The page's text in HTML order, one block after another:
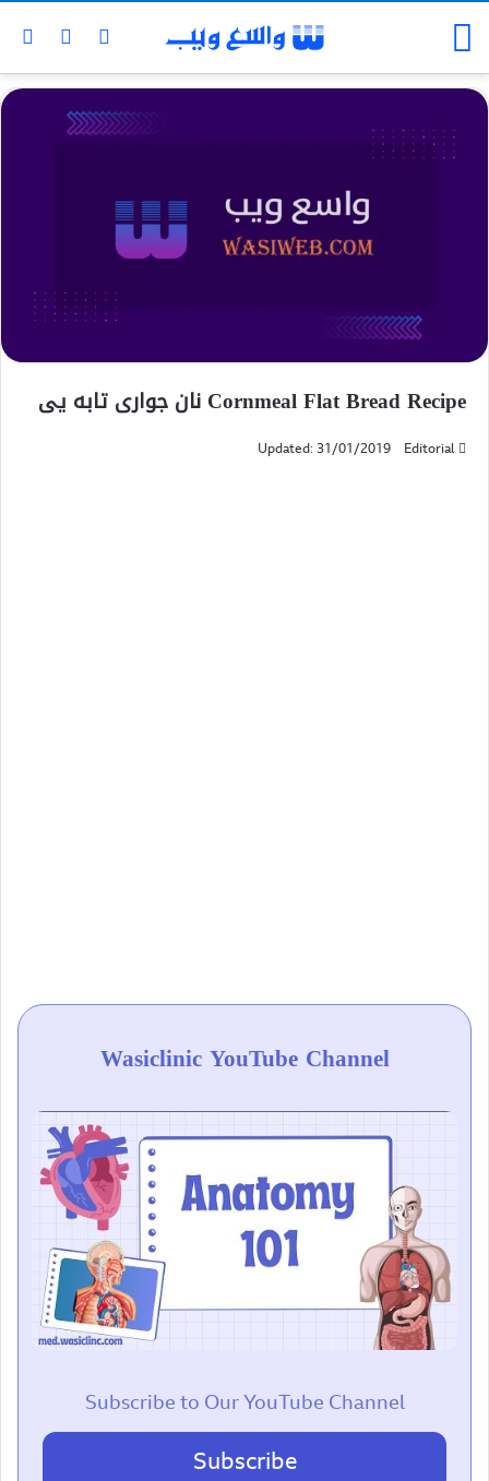
Cornmeal Flat Bread Recipe نان جواری تابه یی
Editorial
Updated: 31/01/2019
Wasiclinic YouTube Channel
Subscribe to Our YouTube Channel
Subscribe